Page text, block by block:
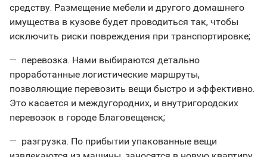
средству. Размещение мебели и другого домашнего
имущества в кузове будет проводиться так, чтобы
исключить риски повреждения при транспортировке;
перевозка. Нами выбираются детально
проработанные логистические маршруты,
позволяющие перевозить вещи быстро и эффективно.
Это касается и междугородних, и внутригородских
перевозок в городе Благовещенск;
разгрузка. По прибытии упакованные вещи